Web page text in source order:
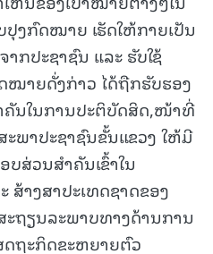
ງກົດໝາຍ ເຮັດໃຫ້ກາຍເປັນ
ກປະຊາຊົນ ແລະ ຮັບໃຊ້
ໝາຍດັ່ງກ່າວ ໄດ້ຖືກຮັບຮອງ
ຄັນໃນການປະຕິບັດສິດ,ໜ້າທີ່
ພາປະຊາຊົນຂັ້ນແຂວງ ໃຫ້ມີ
ສ່ວນສຳຄັນເຂົ້າໃນ
າງສາປະເທດຊາດຂອງ
ະຖຽນລະພາບທາງດ້ານການ
ຖະກິດຂະຫຍາຍຕົວ